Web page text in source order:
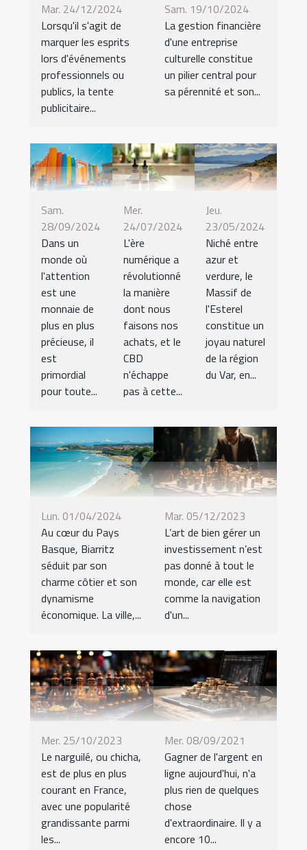
Mar. 24/12/2024
Lorsqu'il s'agit de
marquer les esprits
lors d'événements
professionnels ou
publics, la tente
publicitaire...
Sam. 19/10/2024
La gestion financière
d'une entreprise
culturelle constitue
un pilier central pour
sa pérennité et son...
Sam.
28/09/2024
Dans un
monde où
l'attention
est une
monnaie de
plus en plus
précieuse, il
est
primordial
pour toute...
Mer.
24/07/2024
L'ère
numérique a
révolutionné
la manière
dont nous
faisons nos
achats, et le
CBD
n'échappe
pas à cette...
Jeu.
23/05/2024
Niché entre
azur et
verdure, le
Massif de
l'Esterel
constitue un
joyau naturel
de la région
du Var, en...
Lun. 01/04/2024
Au cœur du Pays
Basque, Biarritz
séduit par son
charme côtier et son
dynamisme
économique. La ville,...
Mar. 05/12/2023
L’art de bien gérer un
investissement n’est
pas donné à tout le
monde, car elle est
comme la navigation
d'un...
Mer. 25/10/2023
Le narguilé, ou chicha,
est de plus en plus
courant en France,
avec une popularité
grandissante parmi
les...
Mer. 08/09/2021
Gagner de l'argent en
ligne aujourd'hui, n'a
plus rien de quelques
chose
d'extraordinaire. Il y a
encore 10...